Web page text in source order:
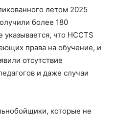
летом 2025
более 180
что HCCTS
права на обучение, и
отсутствие
и даже случаи
которые не